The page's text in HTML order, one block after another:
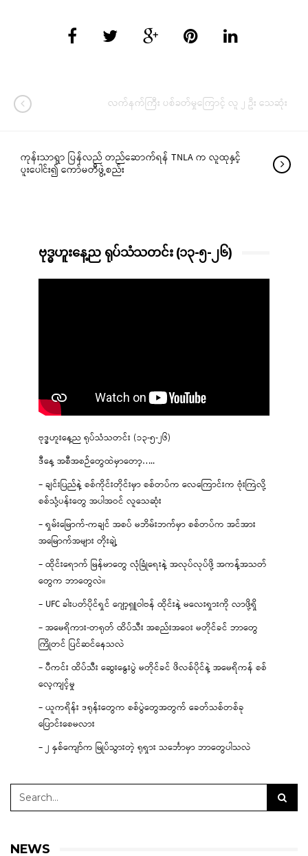
လက်နက်ကြီး ပစ်ခတ်မှုကြောင့် လူ ၂ ဦး သေဆုံး
ကုန်းသာရွာ ပြန်လည် တည်ဆောက်ရန် TNLA က လူထုနှင့်
ပူးပေါင်း၍ ကော်မတီဖွဲ့စည်း
ဗုဒ္ဓဟူးနေ့ည ရုပ်သံသတင်း (၁၃-၅-၂၆)
ဗုဒ္ဓဟူးနေ့ည ရုပ်သံသတင်း (၁၃-၅-၂၆)
ဒီနေ့ အစီအစဉ်တွေထဲမှာတော့…..
– ချင်းပြည်နဲ့ စစ်ကိုင်းတိုင်းမှာ စစ်တပ်က လေကြောင်းက ဗုံးကြဲလို့
စစ်သုံ့ပန်းတွေ အပါအဝင် လူသေဆုံး
– ရှမ်းမြောက်-ကချင် အစပ် မဘိမ်းဘက်မှာ စစ်တပ်က အင်အား
အမြောက်အများ တိုးချဲ့
– ထိုင်းရောက် မြန်မာတွေ လုံခြုံရေးနဲ့ အလုပ်လုပ်ဖို့ အကန့်အသတ်
တွေက ဘာတွေလဲ။
– UFC ခါးပတ်ပိုင်ရှင် ဂျော့ရှူဝါဗန် ထိုင်းနဲ့ မလေးရှားကို လာဖို့ရှိ
– အမေရိကား-တရုတ် ထိပ်သီး အစည်းအဝေး မတိုင်ခင် ဘာတွေ
ကြိုတင် ပြင်ဆင်နေသလဲ
– ပီကင်း ထိပ်သီး ဆွေးနွေးပွဲ မတိုင်ခင် ဖိလစ်ပိုင်နဲ့ အမေရိကန် စစ်
လေ့ကျင့်မှု
– ယူကရိန်း ဒရုန်းတွေက စစ်ပွဲတွေအတွက် ခေတ်သစ်တစ်ခု
ပြောင်းစေမလား
– ၂ နှစ်ကျော်က မြုပ်သွားတဲ့ ရုရှား သင်္ဘောမှာ ဘာတွေပါသလဲ
NEWS